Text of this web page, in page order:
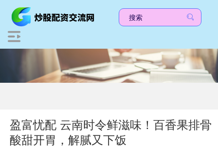
盈富忧配 云南时令鲜滋味！百香果排骨
酸甜开胃，解腻又下饭